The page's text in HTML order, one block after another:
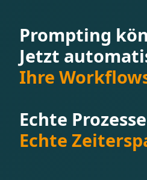
Prompting
Jetzt
Ihre
Echte
Echte